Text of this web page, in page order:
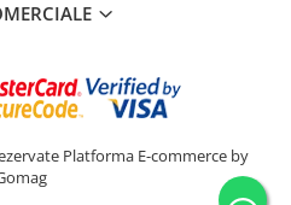
Platforma E-commerce by